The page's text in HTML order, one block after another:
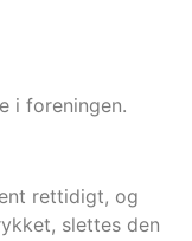
i foreningen.
rettidigt, og
slettes den